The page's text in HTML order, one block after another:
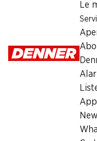
Le
Les clients